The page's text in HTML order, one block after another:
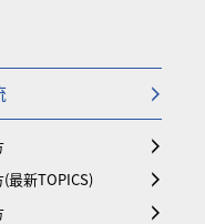
最新TOPICS)